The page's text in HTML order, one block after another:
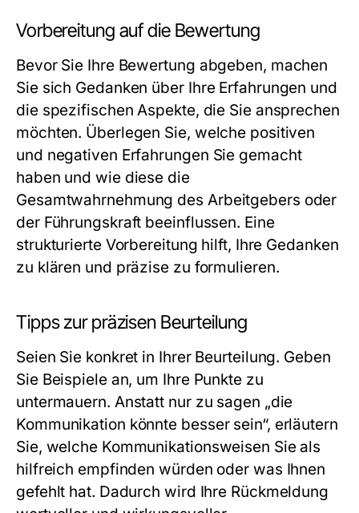
Vorbereitung auf die Bewertung
Bevor Sie Ihre Bewertung abgeben, machen
Sie sich Gedanken über Ihre Erfahrungen und
die spezifischen Aspekte, die Sie ansprechen
möchten. Überlegen Sie, welche positiven
und negativen Erfahrungen Sie gemacht
haben und wie diese die
Gesamtwahrnehmung des Arbeitgebers oder
der Führungskraft beeinflussen. Eine
strukturierte Vorbereitung hilft, Ihre Gedanken
zu klären und präzise zu formulieren.
Tipps zur präzisen Beurteilung
Seien Sie konkret in Ihrer Beurteilung. Geben
Sie Beispiele an, um Ihre Punkte zu
untermauern. Anstatt nur zu sagen „die
Kommunikation könnte besser sein“, erläutern
Sie, welche Kommunikationsweisen Sie als
hilfreich empfinden würden oder was Ihnen
gefehlt hat. Dadurch wird Ihre Rückmeldung